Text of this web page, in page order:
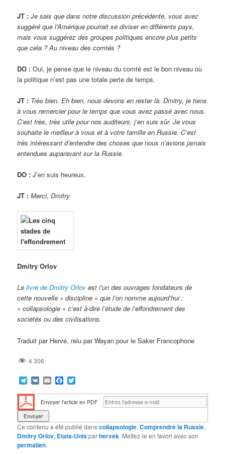
JT : Je sais que dans notre discussion précédente, vous avez
suggéré que l’Amérique pourrait se diviser en différents pays,
mais vous suggérez des groupes politiques encore plus petits
que cela ? Au niveau des comtés ?
DO : Oui, je pense que le niveau du comté est le bon niveau où
la politique n’est pas une totale perte de temps.
JT : Très bien. Eh bien, nous devons en rester là. Dmitry, je tiens
à vous remercier pour le temps que vous avez passé avec nous.
C’est très, très utile pour nos auditeurs, j’en suis sûr. Je vous
souhaite le meilleur à vous et à votre famille en Russie. C’est
très intéressant d’entendre des choses que nous n’avions jamais
entendues auparavant sur la Russie.
DO : J’en suis heureux.
JT : Merci, Dmitry.
Dmitry Orlov
Lelivre de Dmitry Orlov est l’un des ouvrages fondateurs de
cette nouvelle « discipline » que l’on nomme aujourd’hui :
« collapsologie » c’est à-dire l’étude de l’effondrement des
sociétés ou des civilisations.
Traduit par Hervé, relu par Wayan pour le Saker Francophone
4 306
Telegram
VK EmailFacebook
Envoyer l'article en PDF
Ce contenu a été publié danscollapsologie,Comprendre la Russie,
Dmitry Orlov, Etats-Unisparhervek. Mettez-le en favori avec son
permalien.